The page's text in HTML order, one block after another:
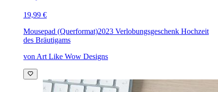
19,99 €
Mousepad (Querformat)2023 Verlobungsgeschenk Hochzeit
des Bräutigams
von Art Like Wow Designs